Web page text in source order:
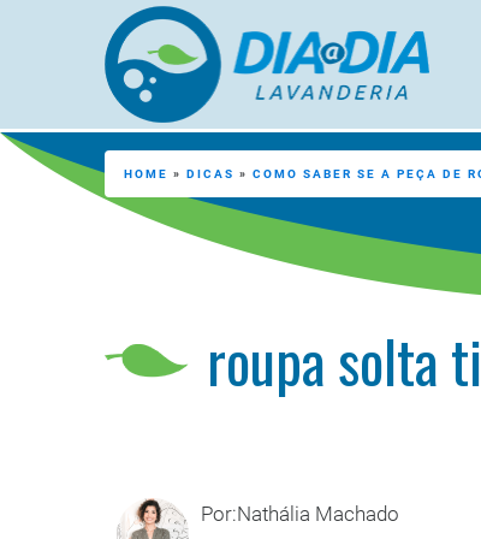
roupa solta
HOME » DICAS » COMO SABER SE A PEÇA DE
Por:Nathália Machado